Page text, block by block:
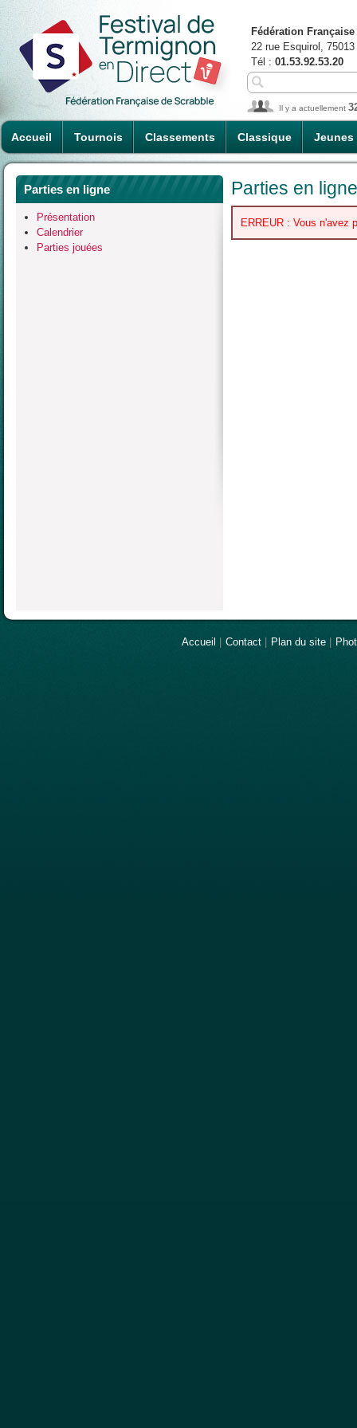
Accueil Tournois Classements Classique Jeunes
Fédération
22 rue Esquirol,
Tél : 01.53.92.53.20
Il y a actuellement
Parties en ligne
Présentation
Calendrier
Parties jouées
Parties en ligne
ERREUR : Vous n'avez
Accueil Contact Plan du site